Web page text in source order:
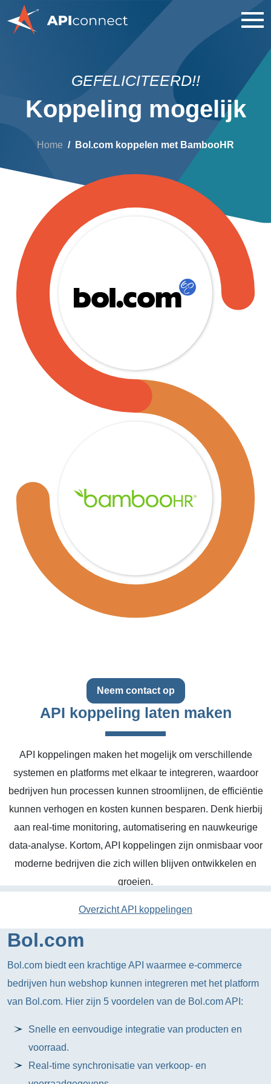
GEFELICITEERD!!
Koppeling mogelijk
Home Bol.com koppelen met BambooHR
Neem contact op
API koppeling laten maken
API koppelingen maken het mogelijk om verschillende
systemen en platforms met elkaar te integreren, waardoor
bedrijven hun processen kunnen stroomlijnen, de efficiëntie
kunnen verhogen en kosten kunnen besparen. Denk hierbij
aan real-time monitoring, automatisering en nauwkeurige
data-analyse. Kortom, API koppelingen zijn onmisbaar voor
moderne bedrijven die zich willen blijven ontwikkelen en
groeien.
Overzicht API koppelingen
Bol.com
Bol.com biedt een krachtige API waarmee e-commerce
bedrijven hun webshop kunnen integreren met het platform
van Bol.com. Hier zijn 5 voordelen van de Bol.com API:
Snelle en eenvoudige integratie van producten en
voorraad.
Real-time synchronisatie van verkoop- en